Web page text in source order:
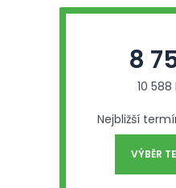
8
10 588
Nejbližší
VÝBĚR